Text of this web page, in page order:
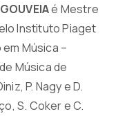
é Mestre
Instituto Piaget
Música –
Música de
P. Nagy e D.
S. Coker e C.